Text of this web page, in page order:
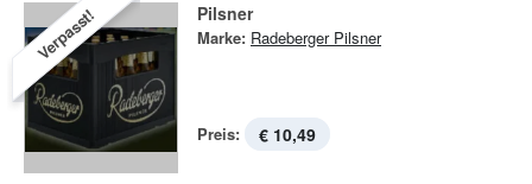
Verpasst! Pilsner
Marke: Radeberger Pilsner
Preis: € 10,49